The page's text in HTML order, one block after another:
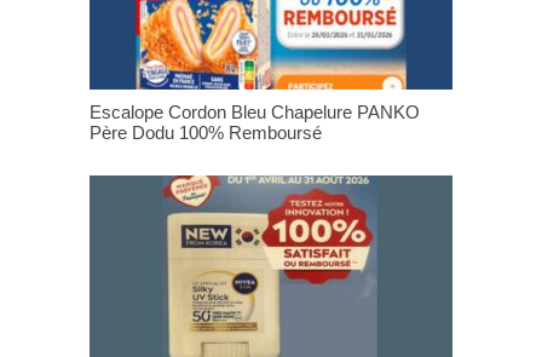
Escalope Cordon Bleu Chapelure PANKO
Père Dodu 100% Remboursé